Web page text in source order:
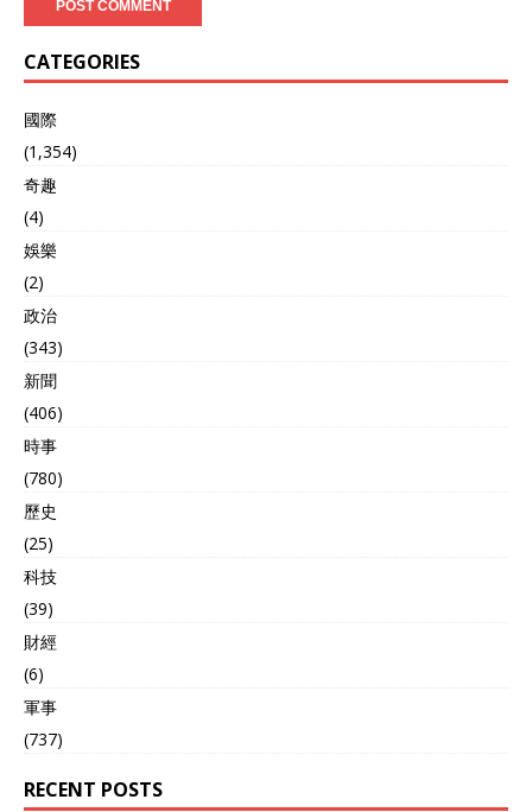
CATEGORIES
國際
(1,354)
奇趣
(4)
娛樂
(2)
政治
(343)
新聞
(406)
時事
(780)
歷史
(25)
科技
(39)
財經
(6)
軍事
(737)
RECENT POSTS